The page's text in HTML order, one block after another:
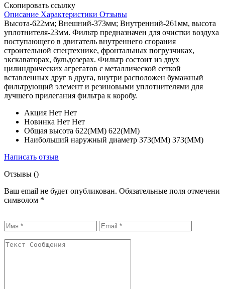
Скопировать ссылку
Описание Характеристики Отзывы
Высота-622мм; Внешний-373мм; Внутренний-261мм, высота
уплотнителя-23мм. Фильтр предназначен для очистки воздуха
поступающего в двигатель внутреннего сгорания
строительной спецтехнике, фронтальных погрузчиках,
экскаваторах, бульдозерах. Фильтр состоит из двух
цилиндрических агрегатов с металлической сеткой
вставленных друг в друга, внутри расположен бумажный
фильтрующий элемент и резиновыми уплотнителями для
лучшего прилегания фильтра к коробу.
Акция Нет Нет
Новинка Нет Нет
Общая высота 622(ММ) 622(ММ)
Наибольший наружный диаметр 373(ММ) 373(ММ)
Написать отзыв
Отзывы ()
Ваш email не будет опубликован. Обязательные поля отмечени
символом *